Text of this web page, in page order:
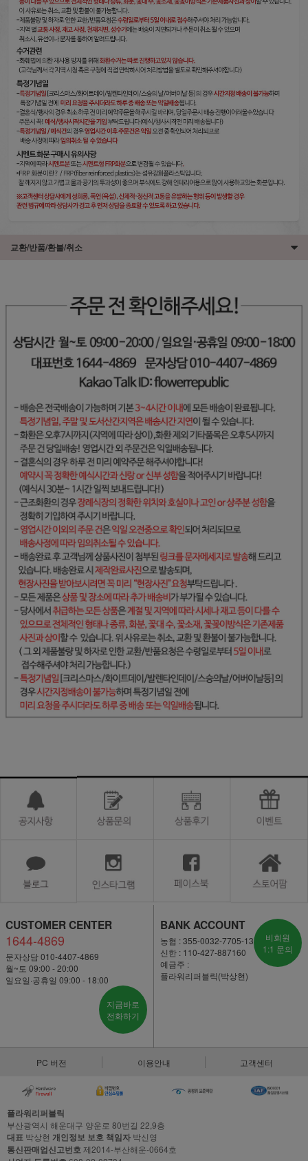
교환/반품/환불/취소
CUSTOMER CENTER
1644-4869
문자상담 010-4407-4869
월~토 09:00 - 20:00
일요일·공휴일 09:00 - 18:00
지금바로
전화하기
BANK ACCOUNT
농협 : 355-0032-7705-13
신한 : 110-427-887160
예금주 :
플라워리퍼블릭(박상현)
비회원
1:1 문의
PC 버전 이용안내 고객센터
플라워리퍼블릭
부산광역시 해운대구 양운로 80번길 22,9층
대표 박상현 개인정보 보호 책임자 박신영
통신판매업신고번호제2014-부산해운-0664호